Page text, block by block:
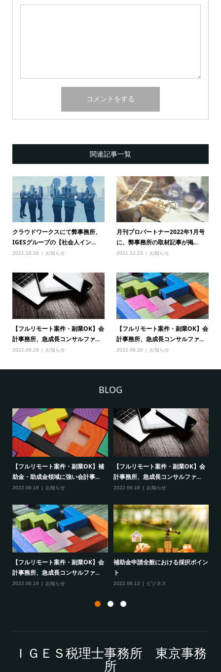
関連記事一覧
クラウドワークスにて弊事務所、
IGESグループの【社会人イン...
2021.10.16 お知らせ
月刊プロパートナー2022年1月号
に、弊事務所の取材記事が掲...
2021.12.23 お知らせ
【フルリモート案件・副業OK】会
計事務所、急成長コンサルファ...
2022.06.16 お知らせ
【フルリモート案件・副業OK】会
計事務所、急成長コンサルファ...
2022.06.16 お知らせ
BLOG
【フルリモート案件・副業OK】補
助金・助成金領域に強い会計事...
2022.06.16 お知らせ
【フルリモート案件・副業OK】会
計事務所、急成長コンサルファ...
2022.06.16 お知らせ
【フルリモート案件・副業OK】会
計事務所、急成長コンサルファ...
2022.06.16 お知らせ
補助金申請全般における採択ポイン
ト
2022.06.13 ビジネス
ＩＧＥＳ税理士事務所 東京事務
所